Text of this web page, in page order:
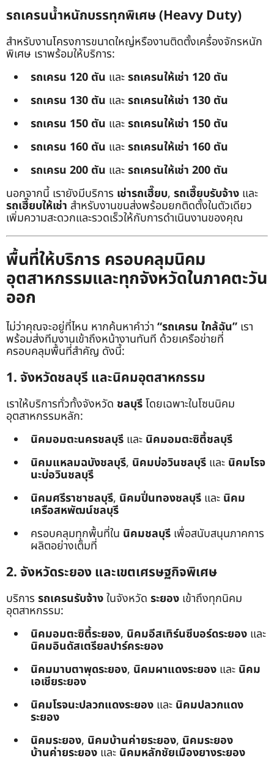
รถเครนน้ำหนักบรรทุกพิเศษ (Heavy Duty)
สำหรับงานโครงการขนาดใหญ่หรืองานติดตั้งเครื่องจักรหนัก
พิเศษ เราพร้อมให้บริการ:
รถเครน 120 ตัน และรถเครนให้เช่า 120 ตัน
รถเครน 130 ตัน และรถเครนให้เช่า 130 ตัน
รถเครน 150 ตัน และรถเครนให้เช่า 150 ตัน
รถเครน 160 ตัน และรถเครนให้เช่า 160 ตัน
รถเครน 200 ตัน และรถเครนให้เช่า 200 ตัน
นอกจากนี้ เรายังมีบริการ เช่ารถเฮี๊ยบ, รถเฮี๊ยบรับจ้าง และ
รถเฮี๊ยบให้เช่า สำหรับงานขนส่งพร้อมยกติดตั้งในตัวเดียว
เพิ่มความสะดวกและรวดเร็วให้กับการดำเนินงานของคุณ
พื้นที่ให้บริการ ครอบคลุมนิคม
อุตสาหกรรมและทุกจังหวัดในภาคตะวัน
ออก
ไม่ว่าคุณจะอยู่ที่ไหน หากค้นหาคำว่า “รถเครน ใกล้ฉัน” เรา
พร้อมส่งทีมงานเข้าถึงหน้างานทันที ด้วยเครือข่ายที่
ครอบคลุมพื้นที่สำคัญ ดังนี้:
1. จังหวัดชลบุรี และนิคมอุตสาหกรรม
เราให้บริการทั่วทั้งจังหวัด ชลบุรีโดยเฉพาะในโซนนิคม
อุตสาหกรรมหลัก:
นิคมอมตะนครชลบุรี และ นิคมอมตะซิตี้ชลบุรี
นิคมแหลมฉบังชลบุรี, นิคมบ่อวินชลบุรี และ นิคมโรจ
นะบ่อวินชลบุรี
นิคมศรีราชาชลบุรี, นิคมปิ่นทองชลบุรี และ นิคม
เครือสหพัฒน์ชลบุรี
ครอบคลุมทุกพื้นที่ใน นิคมชลบุรี เพื่อสนับสนุนภาคการ
ผลิตอย่างเต็มที่
2. จังหวัดระยอง และเขตเศรษฐกิจพิเศษ
บริการ รถเครนรับจ้างในจังหวัด ระยอง เข้าถึงทุกนิคม
อุตสาหกรรม:
นิคมอมตะซิตี้ระยอง, นิคมอีสเทิร์นซีบอร์ดระยอง และ
นิคมอินดัสเตรียลปาร์คระยอง
นิคมมาบตาพุดระยอง, นิคมผาแดงระยอง และ นิคม
เอเชียระยอง
นิคมโรจนะปลวกแดงระยอง และ นิคมปลวกแดง
ระยอง
นิคมระยอง, นิคมบ้านค่ายระยอง, นิคมระยอง
บ้านค่ายระยอง และ นิคมหลักชัยเมืองยางระยอง